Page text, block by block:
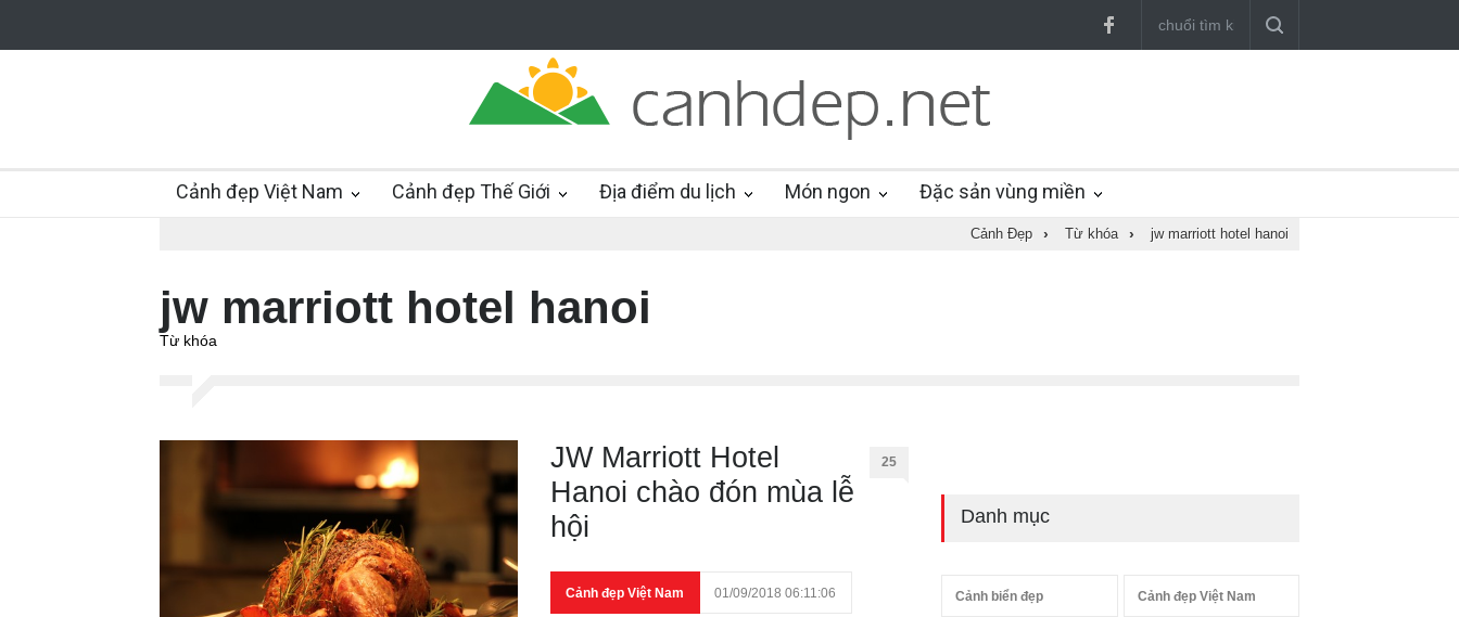
Cảnh đẹp Việt Nam Cảnh đẹp Thế Giới Địa điểm du lịch Món ngon Đặc sản vùng miền
Cảnh Đẹp › Từ khóa › jw marriott hotel hanoi
jw marriott hotel hanoi
Từ khóa
JW Marriott Hotel
Hanoi chào đón mùa lễ
hội
25
Cảnh đẹp Việt Nam 01/09/2018 06:11:06
Danh mục
Cảnh biển đẹp Cảnh đẹp Việt Nam